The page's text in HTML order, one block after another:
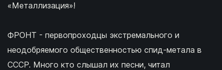
«Металлизация»!
ФРОНТ - первопроходцы экстремального и
неодобряемого общественностью спид-метала в
СССР. Много кто слышал их песни, читал